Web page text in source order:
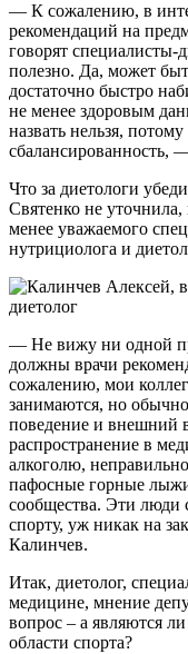
— К сожалению, в
рекомендаций на
говорят специалисты-
полезно. Да, может
достаточно быстро
не менее здоровым
назвать нельзя,
сбалансированность,
Что за диетологи
Святенко не
менее уважаемого
нутрициолога и
— Не вижу ни одной
должны врачи
сожалению, мои
занимаются, но
поведение и внешний
распространение в
алкоголю,
пафосные горные лыжи
сообщества. Эти
спорту, уж никак на
Калинчев.
Итак, диетолог,
медицине, мнение
вопрос – а являются
области спорта?